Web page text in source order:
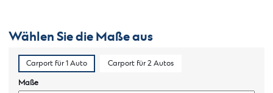
Wählen Sie die Maße aus
Carport für 1 Auto Carport für 2 Autos
Maße